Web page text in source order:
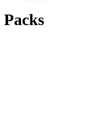
Packs